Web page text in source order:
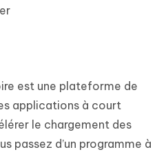
est une plateforme de
applications à court
le chargement des
passez d’un programme à